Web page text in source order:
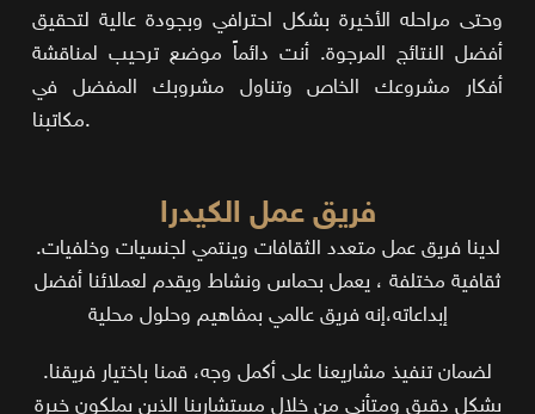
وحتى مراحله الأخيرة بشكل احترافي وبجودة عالية لتحقيق
أفضل النتائج المرجوة. أنت دائماً موضع ترحيب لمناقشة
أفكار مشروعك الخاص وتناول مشروبك المفضل في
مكاتبنا.
فريق عمل الكيدرا
.لدينا فريق عمل متعدد الثقافات وينتمي لجنسيات وخلفيات
ثقافية مختلفة ، يعمل بحماس ونشاط ويقدم لعملائنا أفضل
إبداعاته،إنه فريق عالمي بمفاهيم وحلول محلية
.لضمان تنفيذ مشاريعنا على أكمل وجه، قمنا باختيار فريقنا
بشكل دقيق ومتأني من خلال مستشارينا الذين يملكون خبرة